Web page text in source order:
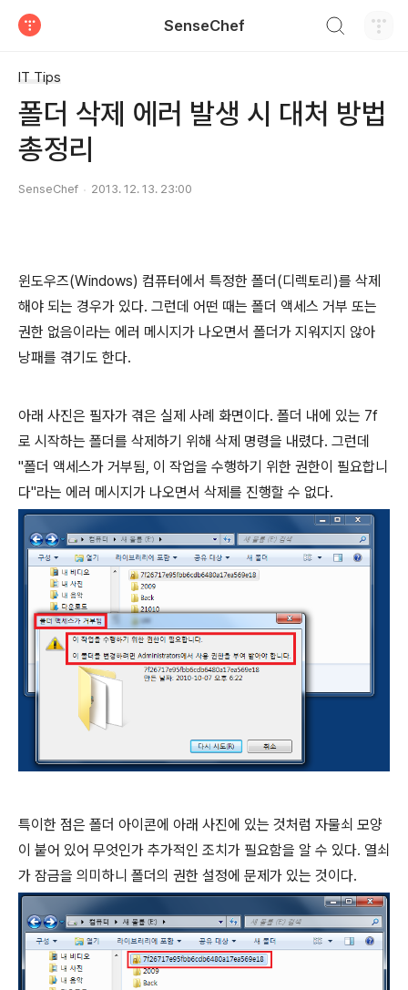
SenseChef
IT Tips
폴더 삭제 에러 발생 시 대처 방법
총정리
SenseChef 2013. 12. 13. 23:00
윈도우즈(Windows) 컴퓨터에서 특정한 폴더(디렉토리)를 삭제
해야 되는 경우가 있다. 그런데 어떤 때는 폴더 액세스 거부 또는
권한 없음이라는 에러 메시지가 나오면서 폴더가 지워지지 않아
낭패를 겪기도 한다.
아래 사진은 필자가 겪은 실제 사례 화면이다. 폴더 내에 있는 7f
로 시작하는 폴더를 삭제하기 위해 삭제 명령을 내렸다. 그런데
"폴더 액세스가 거부됨, 이 작업을 수행하기 위한 권한이 필요합니
다"라는 에러 메시지가 나오면서 삭제를 진행할 수 없다.
특이한 점은 폴더 아이콘에 아래 사진에 있는 것처럼 자물쇠 모양
이 붙어 있어 무엇인가 추가적인 조치가 필요함을 알 수 있다. 열쇠
가 잠금을 의미하니 폴더의 권한 설정에 문제가 있는 것이다.